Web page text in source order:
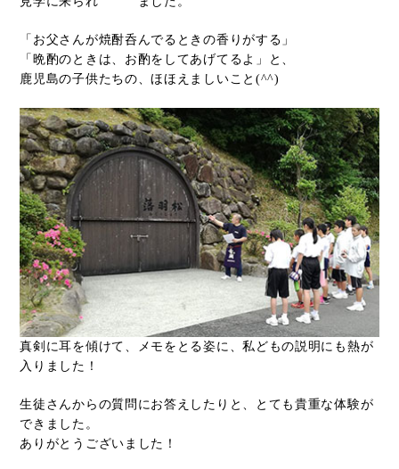
「お父さんが焼酎呑んでるときの香りがする」
「晩酌のときは、お酌をしてあげてるよ」と、
鹿児島の子供たちの、ほほえましいこと(^^)
真剣に耳を傾けて、メモをとる姿に、私どもの説明にも熱が
入りました！
生徒さんからの質問にお答えしたりと、とても貴重な体験が
できました。
ありがとうございました！